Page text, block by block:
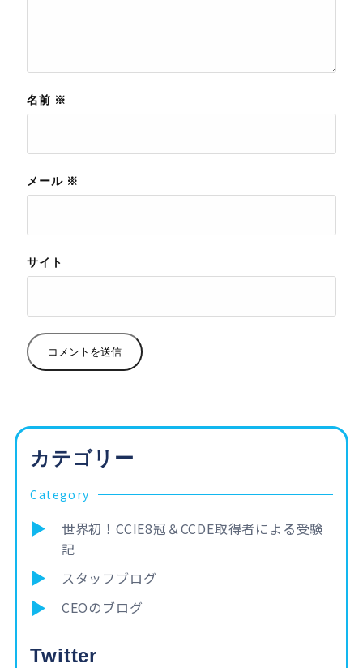
名前 ※
メール ※
サイト
カテゴリー
Category
世界初！CCIE8冠＆CCDE取得者による受験
記
スタッフブログ
CEOのブログ
Twitter